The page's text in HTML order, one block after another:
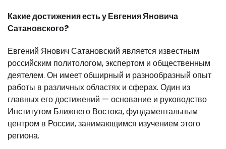
Какие достижения есть у Евгения Яновича
Сатановского?
Евгений Янович Сатановский является известным
российским политологом, экспертом и общественным
деятелем. Он имеет обширный и разнообразный опыт
работы в различных областях и сферах. Один из
главных его достижений — основание и руководство
Институтом Ближнего Востока, фундаментальным
центром в России, занимающимся изучением этого
региона.